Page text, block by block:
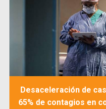
Desaceleración de
65% de contagios en